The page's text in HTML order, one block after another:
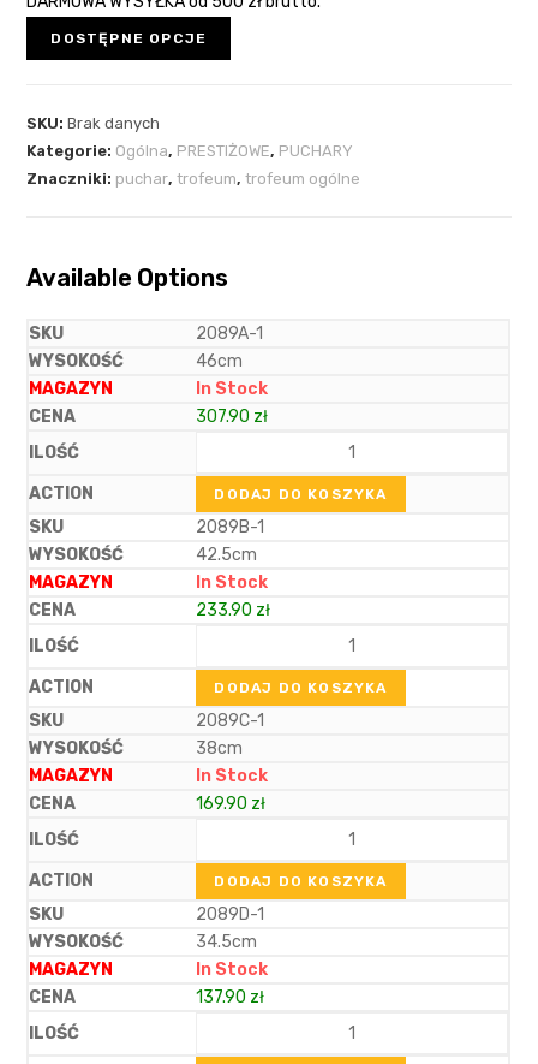
DOSTĘPNE OPCJE
SKU:Brak danych
Kategorie: Ogólna, PRESTIŻOWE, PUCHARY
Znaczniki: puchar,trofeum,trofeum ogólne
Available Options
2089A-1
46cm
In Stock
307.90 zł
DODAJ DO KOSZYKA
2089B-1
42.5cm
In Stock
233.90 zł
DODAJ DO KOSZYKA
2089C-1
38cm
In Stock
169.90 zł
DODAJ DO KOSZYKA
2089D-1
34.5cm
In Stock
137.90 zł